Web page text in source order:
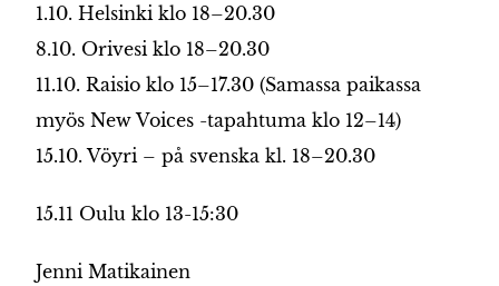
1.10. Helsinki klo 18–20.30
8.10. Orivesi klo 18–20.30
11.10. Raisio klo 15–17.30 (Samassa paikassa
myös New Voices -tapahtuma klo 12–14)
15.10. Vöyri – på svenska kl. 18–20.30
15.11 Oulu klo 13-15:30
Jenni Matikainen